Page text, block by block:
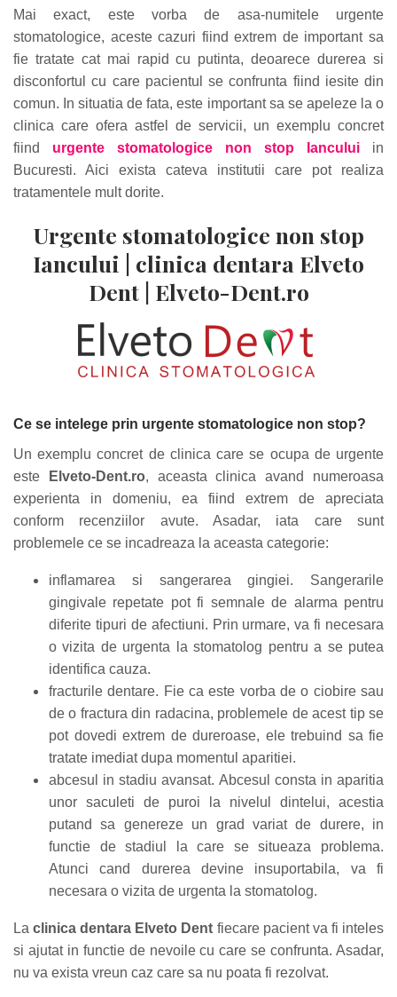
Mai exact, este vorba de asa-numitele urgente
stomatologice, aceste cazuri fiind extrem de important sa
fie tratate cat mai rapid cu putinta, deoarece durerea si
disconfortul cu care pacientul se confrunta fiind iesite din
comun. In situatia de fata, este important sa se apeleze la o
clinica care ofera astfel de servicii, un exemplu concret
fiind urgente stomatologice non stop Iancului in
Bucuresti. Aici exista cateva institutii care pot realiza
tratamentele mult dorite.
Urgente stomatologice non stop
Iancului | clinica dentara Elveto
Dent | Elveto-Dent.ro
Ce se intelege prin urgente stomatologice non stop?
Un exemplu concret de clinica care se ocupa de urgente
este
Elveto-Dent.ro, aceasta clinica avand numeroasa
experienta in domeniu, ea fiind extrem de apreciata
conform recenziilor avute. Asadar, iata care sunt
problemele ce se incadreaza la aceasta categorie:
inflamarea si sangerarea gingiei. Sangerarile
gingivale repetate pot fi semnale de alarma pentru
diferite tipuri de afectiuni. Prin urmare, va fi necesara
o vizita de urgenta la stomatolog pentru a se putea
identifica cauza.
fracturile dentare. Fie ca este vorba de o ciobire sau
de o fractura din radacina, problemele de acest tip se
pot dovedi extrem de dureroase, ele trebuind sa fie
tratate imediat dupa momentul aparitiei.
abcesul in stadiu avansat. Abcesul consta in aparitia
unor saculeti de puroi la nivelul dintelui, acestia
putand sa genereze un grad variat de durere, in
functie de stadiul la care se situeaza problema.
Atunci cand durerea devine insuportabila, va fi
necesara o vizita de urgenta la stomatolog.
Laclinica dentara Elveto Dent fiecare pacient va fi inteles
si ajutat in functie de nevoile cu care se confrunta. Asadar,
nu va exista vreun caz care sa nu poata fi rezolvat.